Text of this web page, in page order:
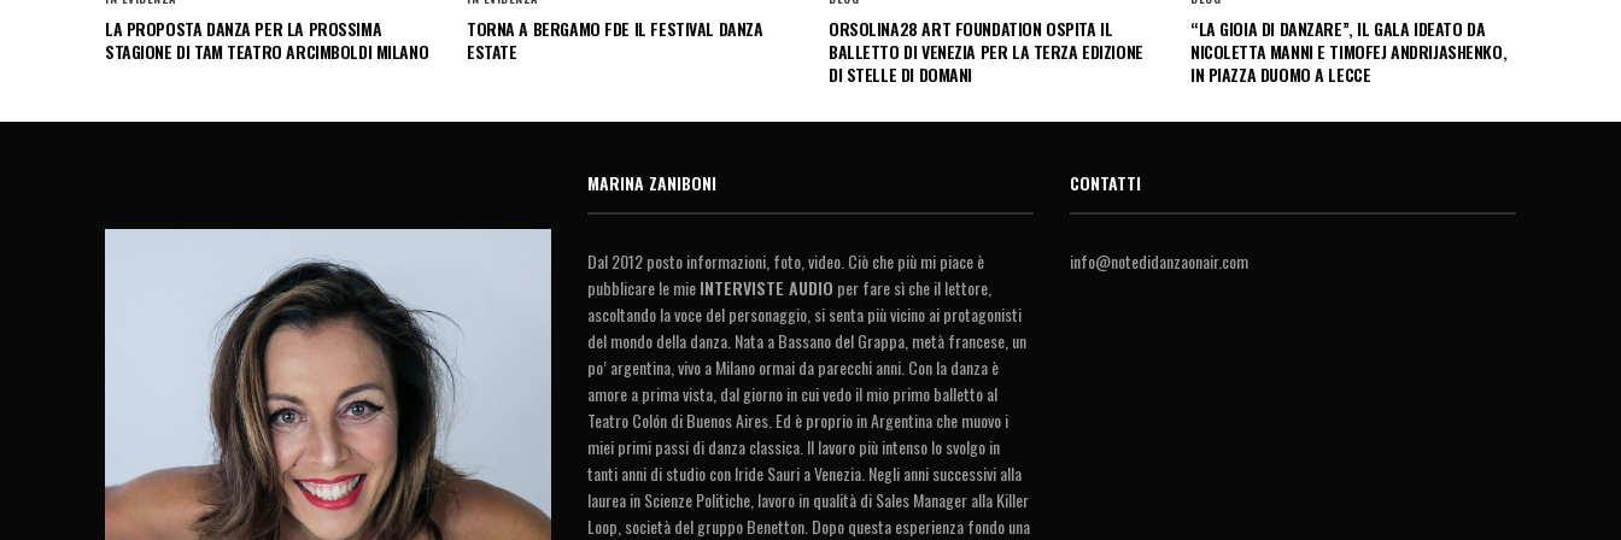
LA PROPOSTA DANZA PER LA PROSSIMA
STAGIONE DI TAM TEATRO ARCIMBOLDI MILANO
TORNA A BERGAMO FDE IL FESTIVAL DANZA
ESTATE
ORSOLINA28 ART FOUNDATION OSPITA IL
BALLETTO DI VENEZIA PER LA TERZA EDIZIONE
DI STELLE DI DOMANI
“LA GIOIA DI DANZARE”, IL GALA IDEATO DA
NICOLETTA MANNI E TIMOFEJ ANDRIJASHENKO,
IN PIAZZA DUOMO A LECCE
MARINA ZANIBONI
Dal 2012 posto informazioni, foto, video. Ciò che più mi piace è
pubblicare le mieINTERVISTE AUDIO per fare sì che il lettore,
ascoltando la voce del personaggio, si senta più vicino ai protagonisti
del mondo della danza. Nata a Bassano del Grappa, metà francese, un
po’ argentina, vivo a Milano ormai da parecchi anni. Con la danza è
amore a prima vista, dal giorno in cui vedo il mio primo balletto al
Teatro Colón di Buenos Aires. Ed è proprio in Argentina che muovo i
miei primi passi di danza classica. Il lavoro più intenso lo svolgo in
tanti anni di studio con Iride Sauri a Venezia. Negli anni successivi alla
laurea in Scienze Politiche, lavoro in qualità di Sales Manager alla Killer
Loop, società del gruppo Benetton. Dopo questa esperienza fondo una
CONTATTI
info@notedidanzaonair.com